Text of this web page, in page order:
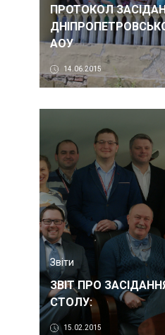
ПРОТОКОЛ
АОУ
14.06.2015
Звіти
ЗВІТ ПРО
СТОЛУ:
15.02.2015